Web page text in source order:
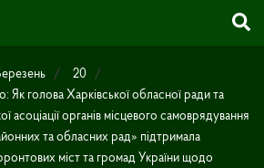
20
Як голова Харківської обласної ради та
асоціації органів місцевого самоврядування
та обласних рад» підтримала
міст та громад України щодо